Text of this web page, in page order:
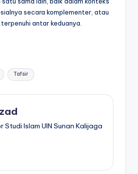
secara komplementer, atau
antar keduanya.
Tafsir
Islam UIN Sunan Kalijaga